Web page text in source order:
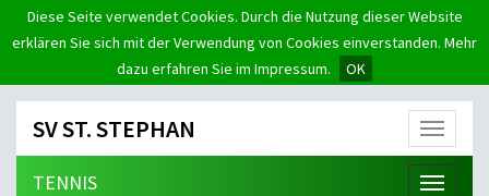
Diese Seite verwendet Cookies. Durch die Nutzung dieser Website
erklären Sie sich mit der Verwendung von Cookies einverstanden. Mehr
dazu erfahren Sie im Impressum.
OK
Menü
SV ST. STEPHAN
Menü
TENNIS